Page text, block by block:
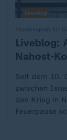
:Liveblog:
Nahost-
Seit dem 10.
zwischen
den Krieg in
Feuerpause
Liveblog